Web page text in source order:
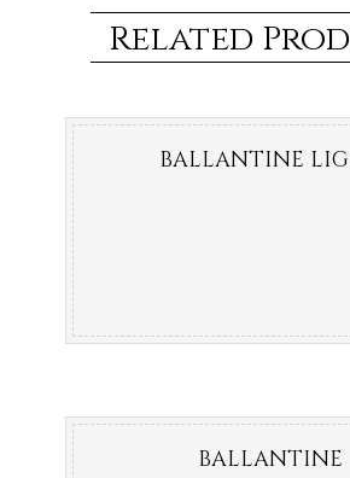
Related
BALLANTINE
BALLANTINE